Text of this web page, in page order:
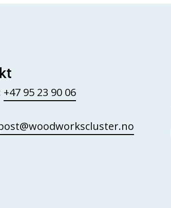
+47 95 23 90 06
LinkedIn